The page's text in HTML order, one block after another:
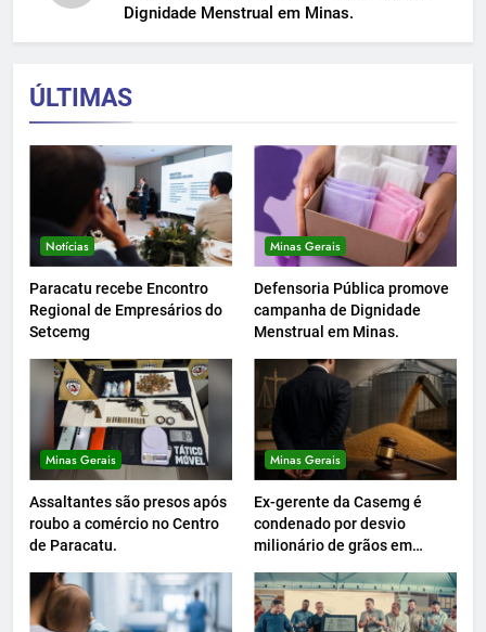
Dignidade Menstrual em Minas.
ÚLTIMAS
Notícias
Paracatu recebe Encontro
Regional de Empresários do
Setcemg
Minas Gerais
Defensoria Pública promove
campanha de Dignidade
Menstrual em Minas.
Minas Gerais
Assaltantes são presos após
roubo a comércio no Centro
de Paracatu.
Minas Gerais
Ex-gerente da Casemg é
condenado por desvio
milionário de grãos em